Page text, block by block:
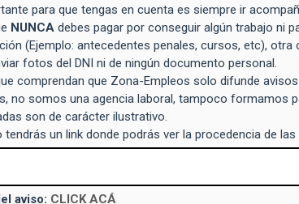
para que tengas en cuenta es siempre ir
NUNCA debes pagar por conseguir algún trabajo ni
(Ejemplo: antecedentes penales, cursos, etc),
fotos del DNI ni de ningún documento personal.
comprendan que Zona-Empleos solo difunde
no somos una agencia laboral, tampoco formamos
son de carácter ilustrativo.
tendrás un link donde podrás ver la procedencia de
aviso: CLICK ACÁ